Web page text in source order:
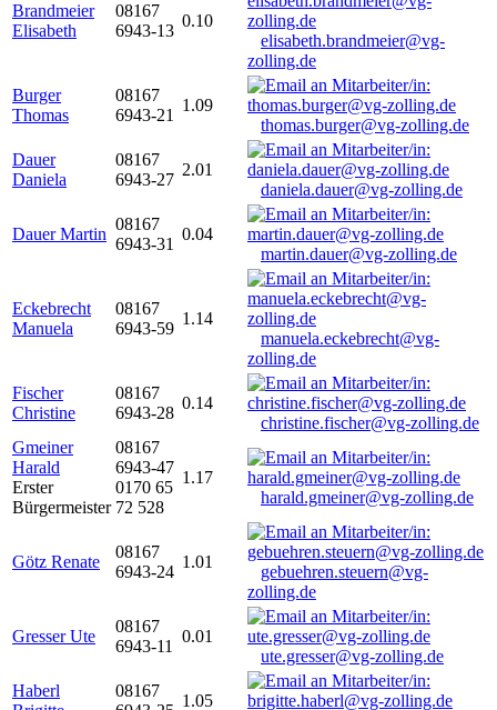
Brandmeier
Elisabeth
08167
6943-13
0.10
elisabeth.brandmeier@vg-
zolling.de
Burger
Thomas
08167
6943-21
1.09
thomas.burger@vg-zolling.de
Dauer
Daniela
08167
6943-27
2.01
daniela.dauer@vg-zolling.de
Dauer Martin
08167
6943-31
0.04
martin.dauer@vg-zolling.de
Eckebrecht
Manuela
08167
6943-59
1.14
manuela.eckebrecht@vg-
zolling.de
Fischer
Christine
08167
6943-28
0.14
christine.fischer@vg-zolling.de
Gmeiner
Harald
Erster
Bürgermeister
08167
6943-47
0170 65
72 528
1.17
harald.gmeiner@vg-zolling.de
Götz Renate
08167
6943-24
1.01
gebuehren.steuern@vg-
zolling.de
Gresser Ute
08167
6943-11
0.01
ute.gresser@vg-zolling.de
Haberl
08167
1.05